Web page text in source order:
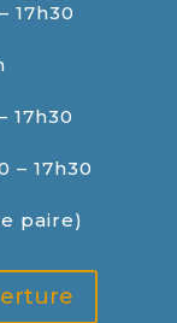
17h30
17h30
– 17h30
paire)